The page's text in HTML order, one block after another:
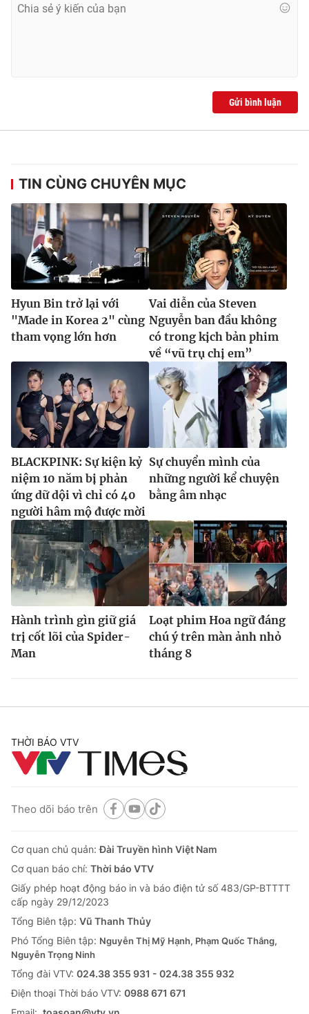
Gửi bình luận
TIN CÙNG CHUYÊN MỤC
Hyun Bin trở lại với
"Made in Korea 2" cùng
tham vọng lớn hơn
Vai diễn của Steven
Nguyễn ban đầu không
có trong kịch bản phim
về “vũ trụ chị em”
BLACKPINK: Sự kiện kỷ
niệm 10 năm bị phản
ứng dữ dội vì chỉ có 40
người hâm mộ được mời
Sự chuyển mình của
những người kể chuyện
bằng âm nhạc
Hành trình gìn giữ giá
trị cốt lõi của Spider-
Man
Loạt phim Hoa ngữ đáng
chú ý trên màn ảnh nhỏ
tháng 8
THỜI BÁO VTV
Theo dõi báo trên
Cơ quan chủ quản:Đài Truyền hình Việt Nam
Cơ quan báo chí: Thời báo VTV
Giấy phép hoạt động báo in và báo điện tử số 483/GP-BTTTT
cấp ngày 29/12/2023
Tổng Biên tập: Vũ Thanh Thủy
Phó Tổng Biên tập: Nguyễn Thị Mỹ Hạnh, Phạm Quốc Thắng,
Nguyễn Trọng Ninh
Tổng đài VTV: 024.38 355 931 - 024.38 355 932
Ðiện thoại Thời báo VTV: 0988 671 671